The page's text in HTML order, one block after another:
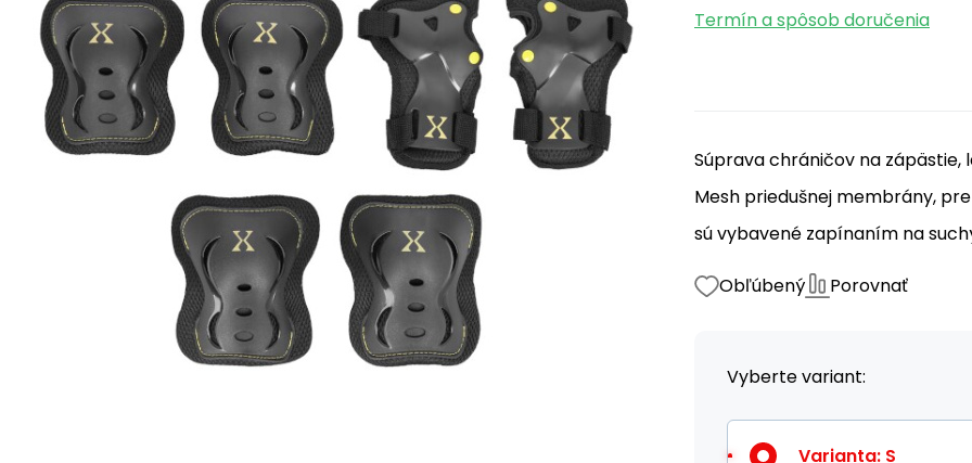
Termín a spôsob doručenia
Súprava chráničov na
Mesh priedušnej membrány,
sú vybavené zapínaním na
Obľúbený Porovnať
Vyberte variant:
Varianta: S